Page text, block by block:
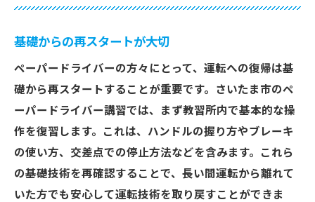
基礎からの再スタートが大切
ペーパードライバーの方々にとって、運転への復帰は基
礎から再スタートすることが重要です。さいたま市のペ
ーパードライバー講習では、まず教習所内で基本的な操
作を復習します。これは、ハンドルの握り方やブレーキ
の使い方、交差点での停止方法などを含みます。これら
の基礎技術を再確認することで、長い間運転から離れて
いた方でも安心して運転技術を取り戻すことができま